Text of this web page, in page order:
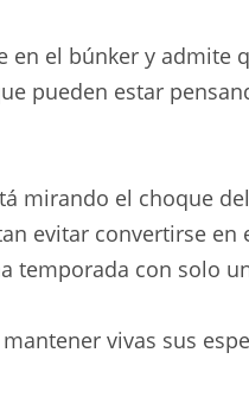
en el búnker y admite
pueden estar
mirando el choque
evitar convertirse
temporada con solo
vivas sus